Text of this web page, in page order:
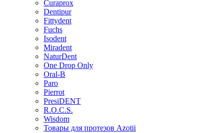
Curaprox
Dentipur
Fittydent
Fuchs
Isodent
Miradent
NaturDent
One Drop Only
Oral-B
Paro
Pierrot
PresiDENT
R.O.C.S.
Wisdom
Товары для протезов Azotii